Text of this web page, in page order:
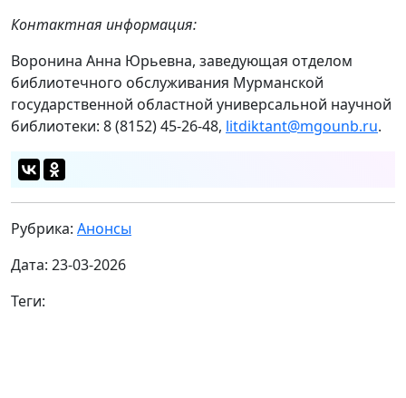
Контактная информация:
Воронина Анна Юрьевна, заведующая отделом
библиотечного обслуживания Мурманской
государственной областной универсальной научной
библиотеки: 8 (8152) 45-26-48, litdiktant@mgounb.ru.
Рубрика: Анонсы
Дата: 23-03-2026
Теги: